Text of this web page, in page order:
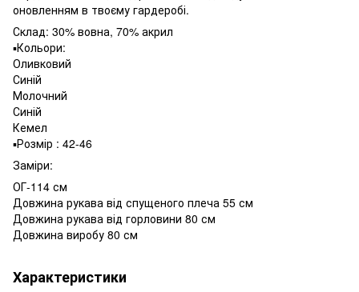
оновленням в твоєму гардеробі.
Склад: 30% вовна, 70% акрил
▪️Кольори:
Оливковий
Синій
Молочний
Синій
Кемел
▪️Розмір : 42-46
Заміри:
ОГ-114 см
Довжина рукава від спущеного плеча 55 см
Довжина рукава від горловини 80 см
Довжина виробу 80 см
Характеристики